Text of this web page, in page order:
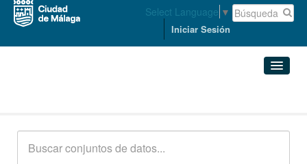
Select Language ▼
Iniciar Sesión